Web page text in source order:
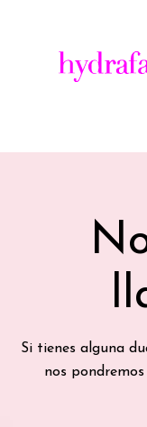
Si tienes alguna
nos